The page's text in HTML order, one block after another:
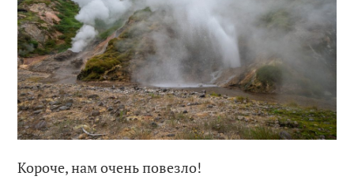
Короче, нам очень повезло!